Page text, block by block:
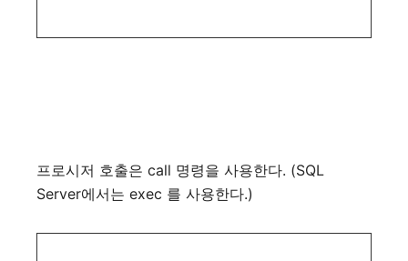
프로시저 호출은 call 명령을 사용한다. (SQL
Server에서는 exec 를 사용한다.)